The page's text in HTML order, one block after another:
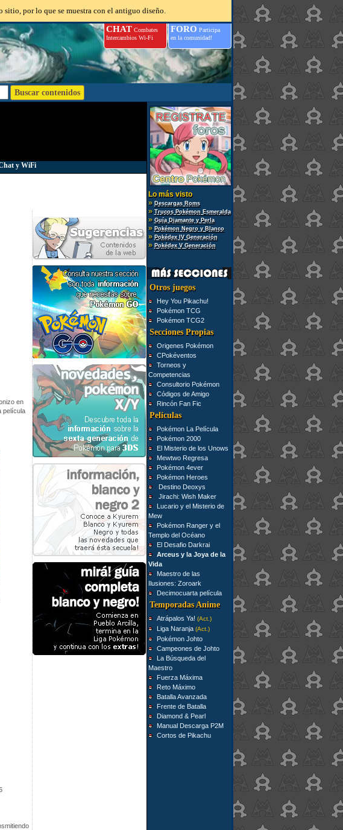
por lo que se muestra con el antiguo diseño.
FORO Participa
en la comunidad!
CHATCombates
Intercambios Wi-Fi
y WiFi
Lo más visto
» Descargas Roms
» Trucos Pokémon Esmeralda
» Guía Diamante y Perla
» Pokémon Negro y Blanco
» Pokédex IV Generación
» Pokédex V Generación
Otros juegos
Hey You Pikachu!
Pokémon TCG
Pokémon TCG2
Secciones Propias
Origenes Pokémon
CPokéventos
Torneos y
Competencias
Consultorio Pokémon
Códigos de Amigo
Rincón Fan Fic
Películas
Pokémon La Película
Pokémon 2000
El Misterio de los Unows
Mewtwo Regresa
Pokémon 4ever
Pokémon Heroes
Destino Deoxys
Jirachi: Wish Maker
Lucario y el Misterio de
Mew
Pokémon Ranger y el
Templo del Océano
El Desafio Darkrai
Arceus y la Joya de la
Vida
Maestro de las
Ilusiones: Zoroark
Decimocuarta película
Temporadas Anime
Atrápalos Ya! (Act.)
Liga Naranja (Act.)
Pokémon Johto
Campeones de Johto
La Búsqueda del
Maestro
Fuerza Máxima
Reto Máximo
Batalla Avanzada
Frente de Batalla
Diamond & Pearl
Manual Descarga P2M
Cortos de Pikachu
en
película